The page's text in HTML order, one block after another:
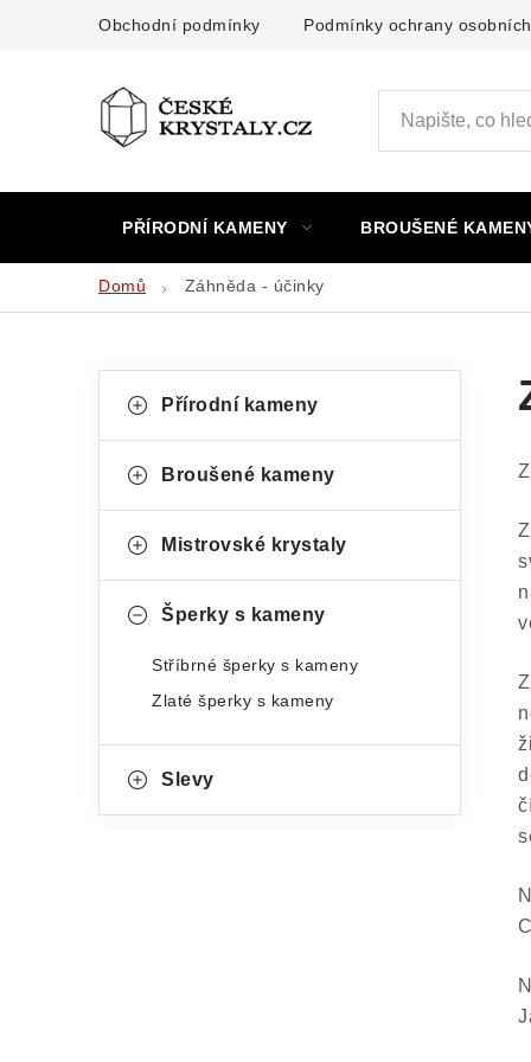
Obchodní podmínky Podmínky ochrany
PŘÍRODNÍ KAMENY BROUŠENÉ
Domů Záhněda - účinky
o
r
í
kategorie
e
o
Přírodní kameny
Broušené kameny
Mistrovské krystaly
Šperky s kameny
Stříbrné šperky s kameny
Zlaté šperky s kameny
Slevy